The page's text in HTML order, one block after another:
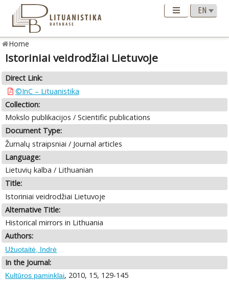
Home
Istoriniai veidrodžiai Lietuvoje
Direct Link:
©InC – Lituanistika
Collection:
Mokslo publikacijos / Scientific publications
Document Type:
Žurnalų straipsniai / Journal articles
Language:
Lietuvių kalba / Lithuanian
Title:
Istoriniai veidrodžiai Lietuvoje
Alternative Title:
Historical mirrors in Lithuania
Authors:
Užuotaitė, Indrė
In the Journal:
Kultūros paminklai, 2010, 15, 129-145